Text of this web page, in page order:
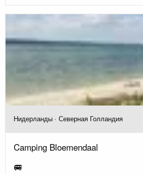
Нидерланды · Северная Голландия
Camping Bloemendaal
🚐